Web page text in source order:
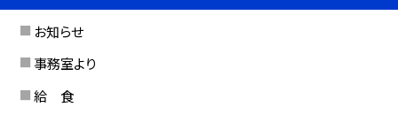
お知らせ
事務室より
給 食